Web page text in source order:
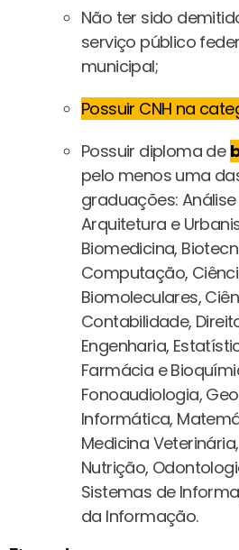
Não ter sido
serviço público
municipal;
Possuir CNH na
Possuir diploma de
pelo menos uma
graduações:
Arquitetura e
Biomedicina,
Computação,
Biomoleculares,
Contabilidade,
Engenharia,
Farmácia e
Fonoaudiologia,
Informática,
Medicina
Nutrição,
Sistemas de
da Informação.